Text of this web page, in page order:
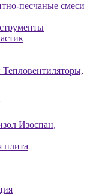
песчаные смеси
Тепловентиляторы,
Изоспан,
плита